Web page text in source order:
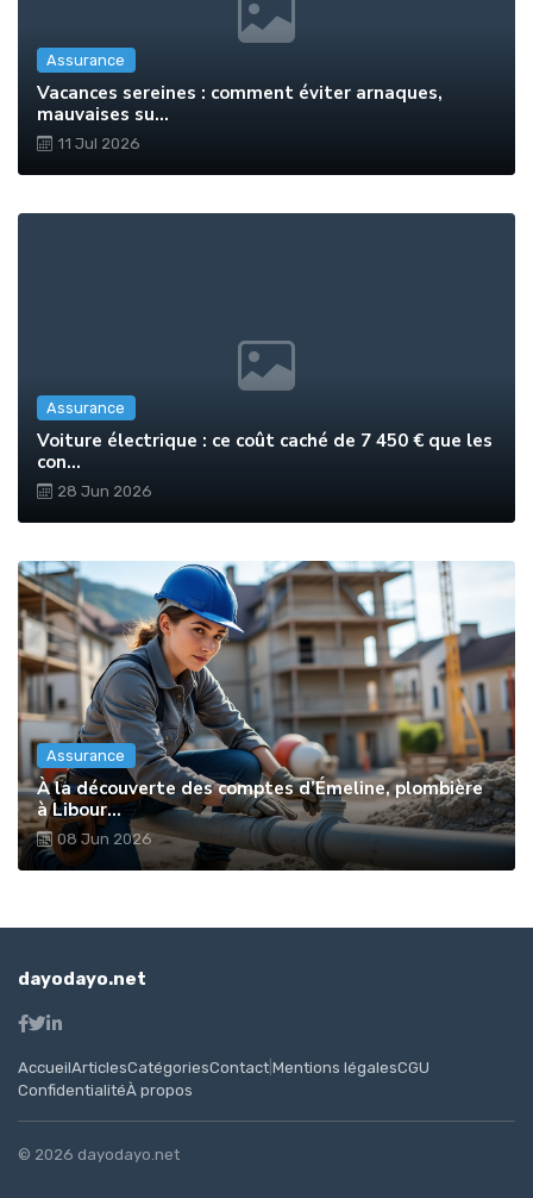
Assurance
Vacances sereines : comment éviter arnaques,
mauvaises su...
11 Jul 2026
Assurance
Voiture électrique : ce coût caché de 7 450 € que les
con...
28 Jun 2026
Assurance
À la découverte des comptes d’Émeline, plombière
à Libour...
08 Jun 2026
dayodayo.net
AccueilArticlesCatégoriesContact Mentions légalesCGU
ConfidentialitéÀ propos
© 2026 dayodayo.net